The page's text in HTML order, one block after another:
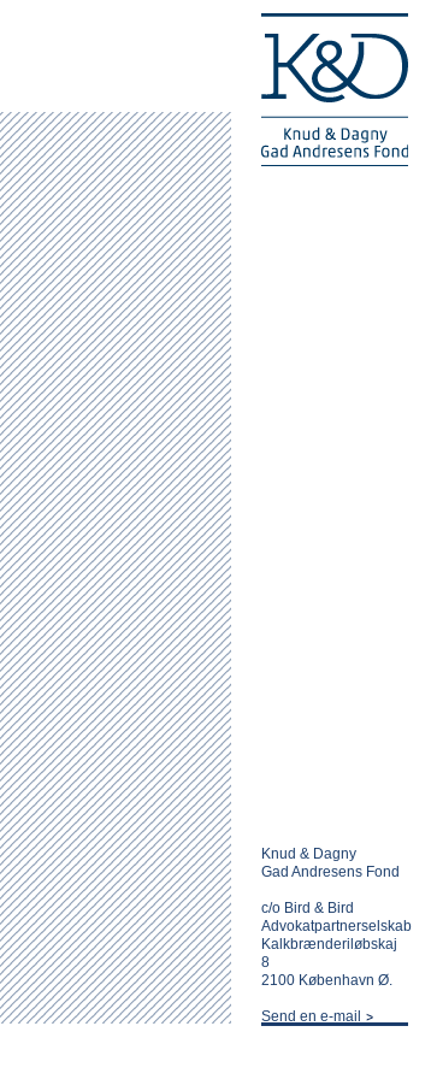
Knud & Dagny
Gad Andresens Fond
c/o Bird & Bird
Advokatpartnerselskab
Kalkbrænderiløbskaj
8
2100 København Ø.
Send en e-mail